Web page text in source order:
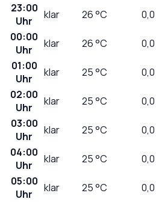
23:00
Uhr
klar 26°C 0,0
00:00
Uhr
klar 26°C 0,0
01:00
Uhr
klar 25°C 0,0
02:00
Uhr
klar 25°C 0,0
03:00
Uhr
klar 25°C 0,0
04:00
Uhr
klar 25°C 0,0
05:00
Uhr
klar 25°C 0,0